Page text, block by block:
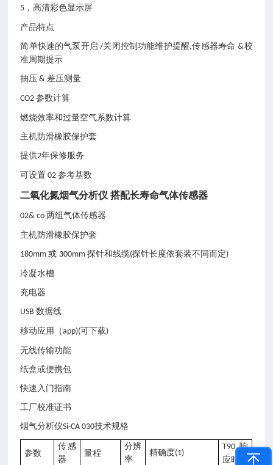
5 ，高清彩色显示屏
产品特点
简单快速的气泵开启 /关闭控制功能维护提醒,传感器寿命&校
准周期提示
抽压 &差压测量
CO2参数计算
燃烧效率和过量空气系数计算
主机防滑橡胶保护套
提供2年保修服务
可设置 02参考基数
二氧化氮烟气分析仪 搭配长寿命气体传感器
02& co 两组气体传感器
主机防滑橡胶保护套
180mm或 300mm探针和线缆(探针长度依套装不同而定)
冷凝水槽
充电器
USB数据线
移动应用（app)(可下载)
无线传输功能
纸盒或便携包
快速入门指南
工厂校准证书
烟气分析仪Si-CA 030技术规格
参数
传感
器
量程
分辨
率
精确度(1)
T90响
应时间